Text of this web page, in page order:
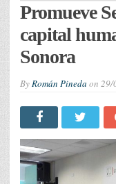
Promueve
capital
Sonora
ByRomán Pineda on 29/